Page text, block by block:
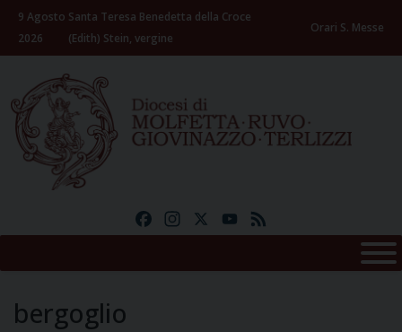
Skip
content
9 Agosto
2026
Santa Teresa Benedetta della Croce
(Edith) Stein, vergine
Orari S. Messe
FacebookInstagramYouTube
bergoglio